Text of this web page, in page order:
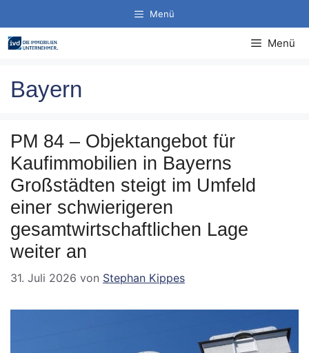
Inhalt
springen
Menü
Menü
Bayern
PM 84 – Objektangebot für
Kaufimmobilien in Bayerns
Großstädten steigt im Umfeld
einer schwierigeren
gesamtwirtschaftlichen Lage
weiter an
31. Juli 2026 von Stephan Kippes